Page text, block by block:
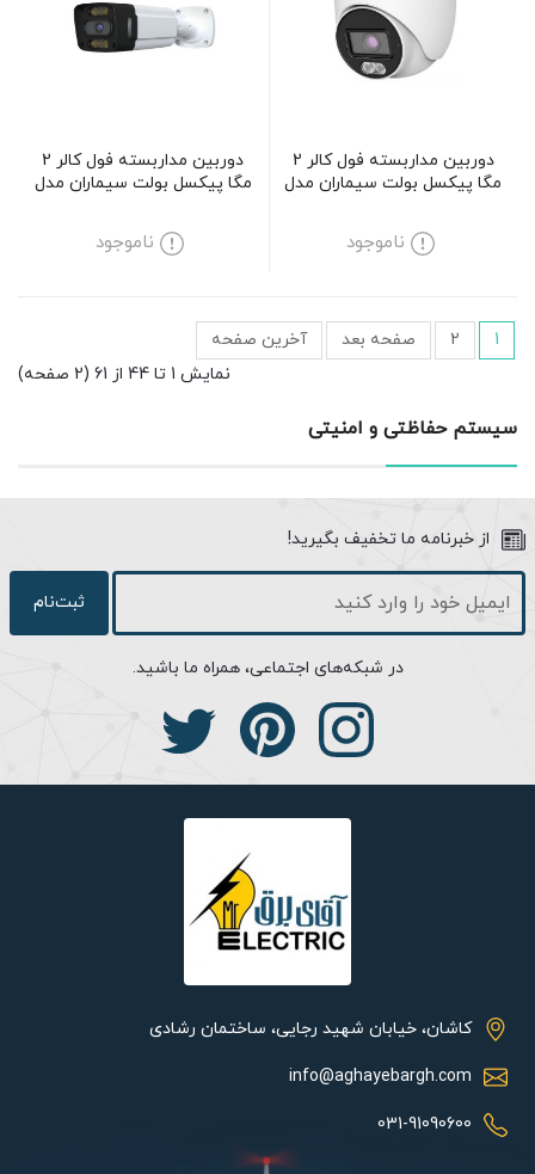
دوربین مداربسته فول کالر 2
مگا پیکسل بولت سیماران مدل
ناموجود
دوربین مداربسته فول کالر 2
مگا پیکسل بولت سیماران مدل
ناموجود
1
2 صفحه بعد
آخرین صفحه
نمایش 1 تا 44 از 61 (2 صفحه)
سیستم حفاظتی و امنیتی
از خبرنامه ما تخفیف بگیرید!
ثبت‌نام
در شبکه‌های اجتماعی، همراه ما باشید.
کاشان، خیابان شهید رجایی، ساختمان رشادی
info@aghayebargh.com
031-91090600